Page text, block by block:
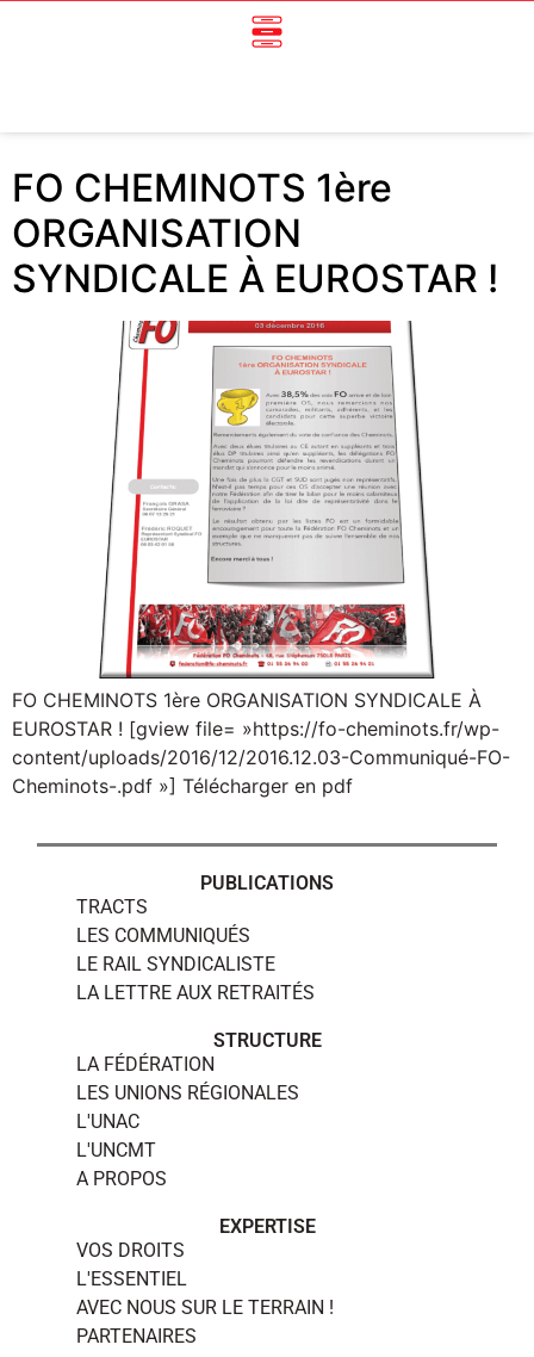
FO CHEMINOTS 1ère
ORGANISATION
SYNDICALE À EUROSTAR !
FO CHEMINOTS 1ère ORGANISATION SYNDICALE À
EUROSTAR ! [gview file= »https://fo-cheminots.fr/wp-
content/uploads/2016/12/2016.12.03-Communiqué-FO-
Cheminots-.pdf »] Télécharger en pdf
PUBLICATIONS
TRACTS
LES COMMUNIQUÉS
LE RAIL SYNDICALISTE
LA LETTRE AUX RETRAITÉS
STRUCTURE
LA FÉDÉRATION
LES UNIONS RÉGIONALES
L'UNAC
L'UNCMT
A PROPOS
EXPERTISE
VOS DROITS
L'ESSENTIEL
AVEC NOUS SUR LE TERRAIN !
PARTENAIRES